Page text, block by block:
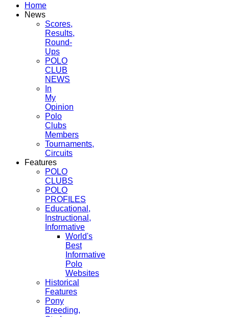
Home
News
Scores,
Results,
Round-
Ups
POLO
CLUB
NEWS
In
My
Opinion
Polo
Clubs
Members
Tournaments,
Circuits
Features
POLO
CLUBS
POLO
PROFILES
Educational,
Instructional,
Informative
World's
Best
Informative
Polo
Websites
Historical
Features
Pony
Breeding,